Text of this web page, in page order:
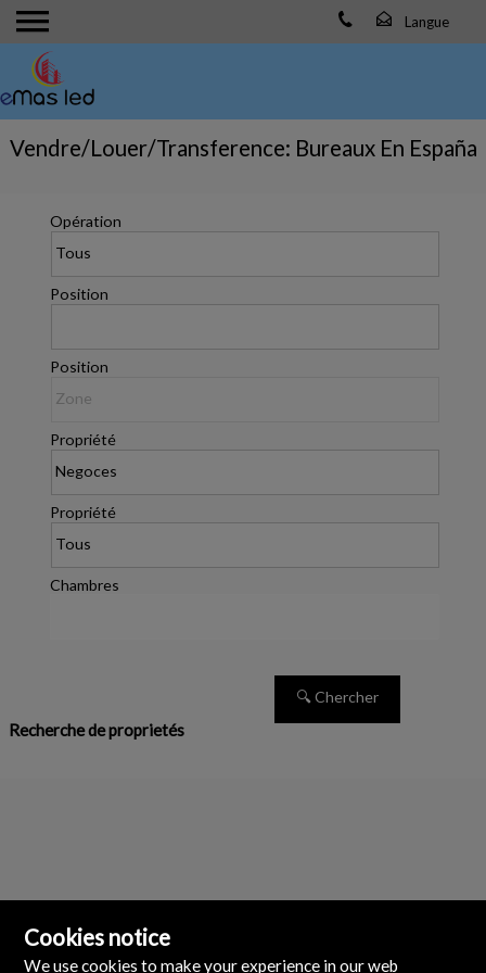
Vendre/Louer/Transference: Bureaux En España
Opération
Position
Position
Propriété
Propriété
Chambres
Recherche de proprietés
Cookies notice
We use cookies to make your experience in our web